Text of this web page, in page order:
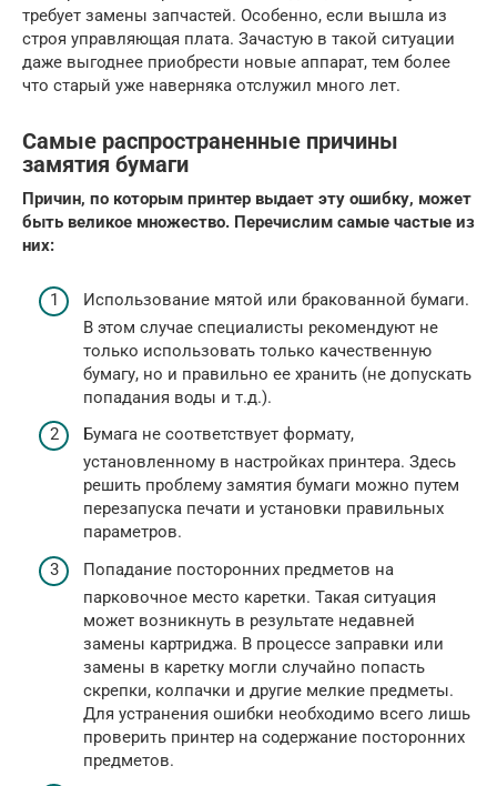
требует замены запчастей. Особенно, если вышла из
строя управляющая плата. Зачастую в такой ситуации
даже выгоднее приобрести новые аппарат, тем более
что старый уже наверняка отслужил много лет.
Самые распространенные причины
замятия бумаги
Причин, по которым принтер выдает эту ошибку, может
быть великое множество. Перечислим самые частые из
них:
Использование мятой или бракованной бумаги.
В этом случае специалисты рекомендуют не
только использовать только качественную
бумагу, но и правильно ее хранить (не допускать
попадания воды и т.д.).
Бумага не соответствует формату,
установленному в настройках принтера. Здесь
решить проблему замятия бумаги можно путем
перезапуска печати и установки правильных
параметров.
Попадание посторонних предметов на
парковочное место каретки. Такая ситуация
может возникнуть в результате недавней
замены картриджа. В процессе заправки или
замены в каретку могли случайно попасть
скрепки, колпачки и другие мелкие предметы.
Для устранения ошибки необходимо всего лишь
проверить принтер на содержание посторонних
предметов.